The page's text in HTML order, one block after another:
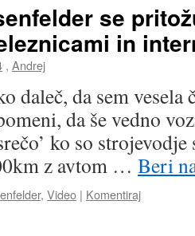
se
in
, Andrej
daleč, da sem
da še vedno
ko so
z avtom … Beri
, Video | Komentiraj